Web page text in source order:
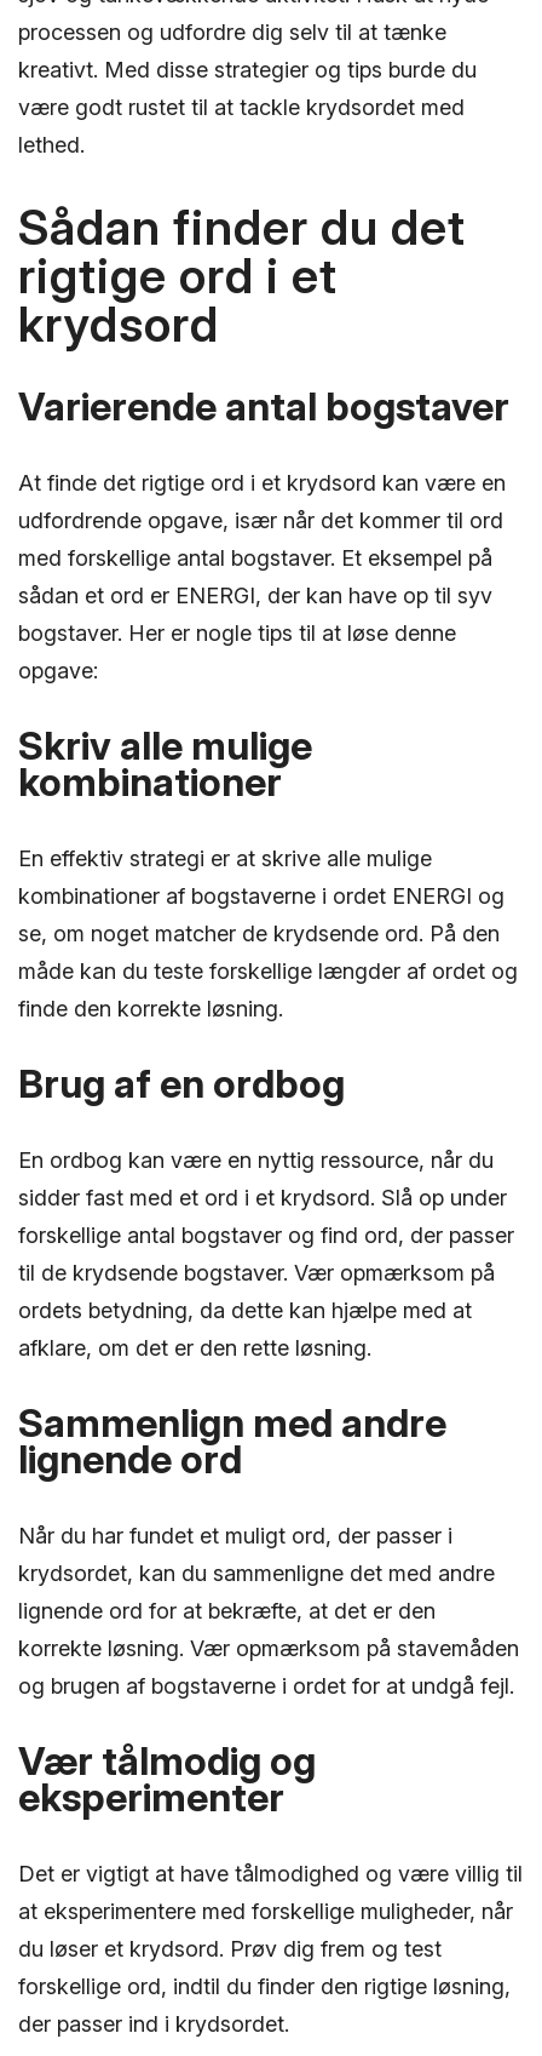
processen og udfordre dig selv til at tænke
kreativt. Med disse strategier og tips burde du
være godt rustet til at tackle krydsordet med
lethed.
Sådan finder du det
rigtige ord i et
krydsord
Varierende antal bogstaver
At finde det rigtige ord i et krydsord kan være en
udfordrende opgave, især når det kommer til ord
med forskellige antal bogstaver. Et eksempel på
sådan et ord er ENERGI, der kan have op til syv
bogstaver. Her er nogle tips til at løse denne
opgave:
Skriv alle mulige
kombinationer
En effektiv strategi er at skrive alle mulige
kombinationer af bogstaverne i ordet ENERGI og
se, om noget matcher de krydsende ord. På den
måde kan du teste forskellige længder af ordet og
finde den korrekte løsning.
Brug af en ordbog
En ordbog kan være en nyttig ressource, når du
sidder fast med et ord i et krydsord. Slå op under
forskellige antal bogstaver og find ord, der passer
til de krydsende bogstaver. Vær opmærksom på
ordets betydning, da dette kan hjælpe med at
afklare, om det er den rette løsning.
Sammenlign med andre
lignende ord
Når du har fundet et muligt ord, der passer i
krydsordet, kan du sammenligne det med andre
lignende ord for at bekræfte, at det er den
korrekte løsning. Vær opmærksom på stavemåden
og brugen af bogstaverne i ordet for at undgå fejl.
Vær tålmodig og
eksperimenter
Det er vigtigt at have tålmodighed og være villig til
at eksperimentere med forskellige muligheder, når
du løser et krydsord. Prøv dig frem og test
forskellige ord, indtil du finder den rigtige løsning,
der passer ind i krydsordet.